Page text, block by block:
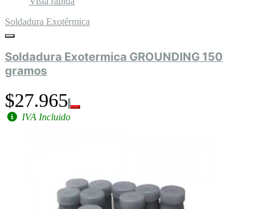
Soldadura Exotérmica
Soldadura Exotermica GROUNDING 150
gramos
$27.965
IVA Incluido